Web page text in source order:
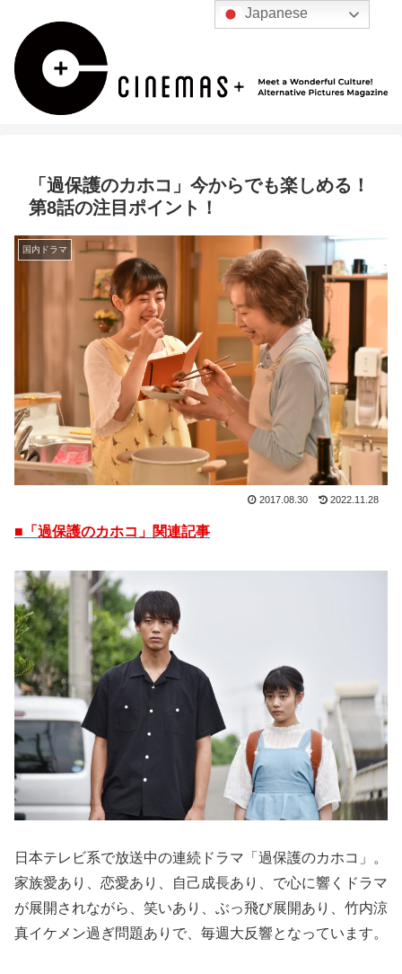
「過保護のカホコ」今からでも楽しめる！
第8話の注目ポイント！
国内ドラマ
2017.08.30 2022.11.28
■「過保護のカホコ」関連記事
日本テレビ系で放送中の連続ドラマ「過保護のカホコ」。
家族愛あり、恋愛あり、自己成長あり、で心に響くドラマ
が展開されながら、笑いあり、ぶっ飛び展開あり、竹内涼
真イケメン過ぎ問題ありで、毎週大反響となっています。
Japanese